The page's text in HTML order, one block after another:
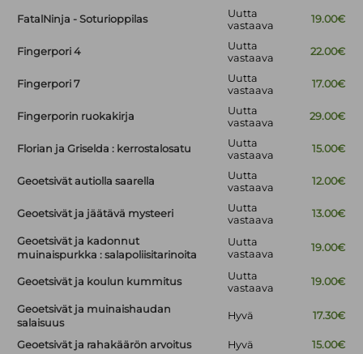
FatalNinja - Soturioppilas
Uutta
vastaava
19.00€
Fingerpori 4
Uutta
vastaava
22.00€
Fingerpori 7
Uutta
vastaava
17.00€
Fingerporin ruokakirja
Uutta
vastaava
29.00€
Florian ja Griselda : kerrostalosatu
Uutta
vastaava
15.00€
Geoetsivät autiolla saarella
Uutta
vastaava
12.00€
Geoetsivät ja jäätävä mysteeri
Uutta
vastaava
13.00€
Geoetsivät ja kadonnut
muinaispurkka : salapoliisitarinoita
Uutta
vastaava
19.00€
Geoetsivät ja koulun kummitus
Uutta
vastaava
19.00€
Geoetsivät ja muinaishaudan
salaisuus
Hyvä 17.30€
Geoetsivät ja rahakäärön arvoitus Hyvä 15.00€